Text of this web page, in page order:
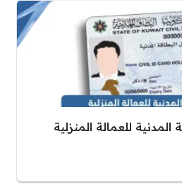
للعمالة المنزلية